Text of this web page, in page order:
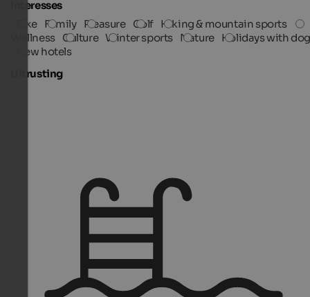
Interesses
Bike Family Pleasure Golf Hiking & mountain sports
Wellness Culture Winter sports Nature Holidays with
New hotels
Uitrusting